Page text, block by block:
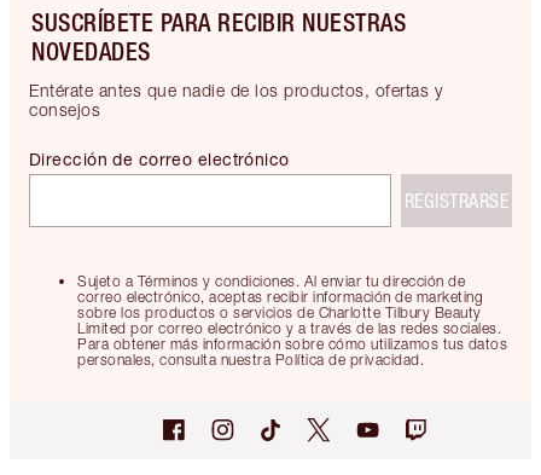
SUSCRÍBETE PARA RECIBIR NUESTRAS
NOVEDADES
Entérate antes que nadie de los productos, ofertas y
consejos
Sujeto a Términos y condiciones. Al enviar tu dirección de
correo electrónico, aceptas recibir información de marketing
sobre los productos o servicios de Charlotte Tilbury Beauty
Limited por correo electrónico y a través de las redes sociales.
Para obtener más información sobre cómo utilizamos tus datos
personales, consulta nuestra Política de privacidad.
Dirección de correo electrónico
REGISTRARSE